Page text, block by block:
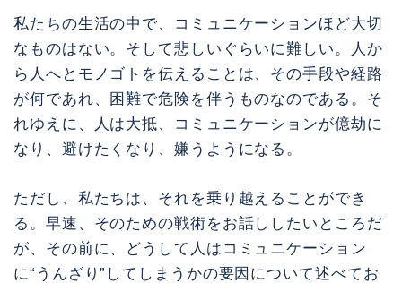
私たちの生活の中で、コミュニケーションほど大切
なものはない。そして悲しいぐらいに難しい。人か
ら人へとモノゴトを伝えることは、その手段や経路
が何であれ、困難で危険を伴うものなのである。そ
れゆえに、人は大抵、コミュニケーションが億劫に
なり、避けたくなり、嫌うようになる。
ただし、私たちは、それを乗り越えることができ
る。早速、そのための戦術をお話ししたいところだ
が、その前に、どうして人はコミュニケーション
に“うんざり”してしまうかの要因について述べてお